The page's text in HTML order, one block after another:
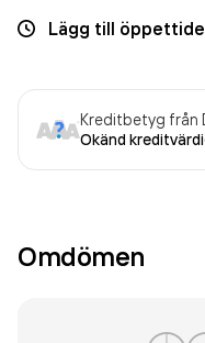
Lägg till
Kreditbetyg från
Okänd
Omdömen